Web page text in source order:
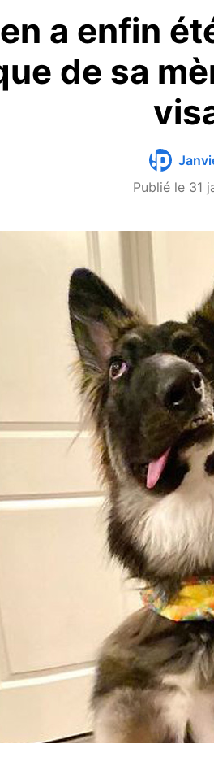
a enfin
de sa
Publié le 31